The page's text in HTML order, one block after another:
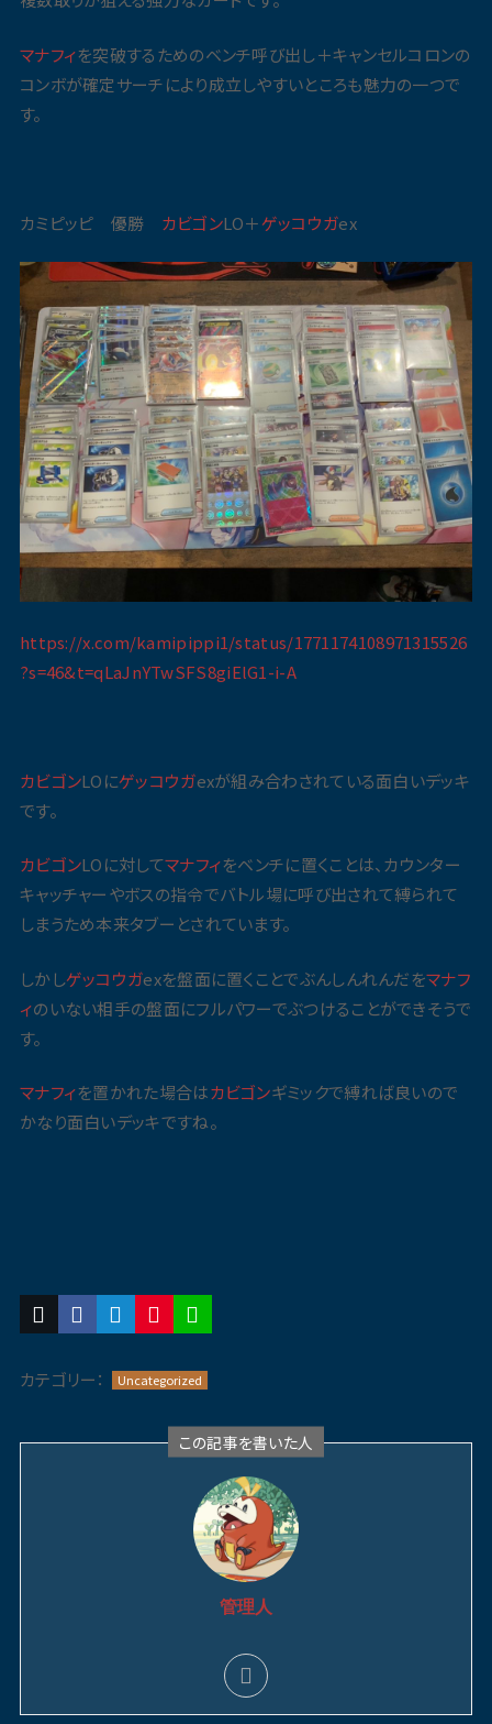
マナフィを突破するためのベンチ呼び出し＋キャンセルコロンの
コンボが確定サーチにより成立しやすいところも魅力の一つで
す。
カミピッピ 優勝 カビゴンLO＋ゲッコウガex
https://x.com/kamipippi1/status/1771174108971315526
?s=46&t=qLaJnYTwSFS8giElG1-i-A
カビゴンLOにゲッコウガexが組み合わされている面白いデッキ
です。
カビゴンLOに対してマナフィをベンチに置くことは、カウンター
キャッチャーやボスの指令でバトル場に呼び出されて縛られて
しまうため本来タブーとされています。
しかしゲッコウガexを盤面に置くことでぶんしんれんだをマナフ
ィのいない相手の盤面にフルパワーでぶつけることができそうで
す。
マナフィを置かれた場合はカビゴンギミックで縛れば良いので
かなり面白いデッキですね。
カテゴリー： Uncategorized
この記事を書いた人
管理人